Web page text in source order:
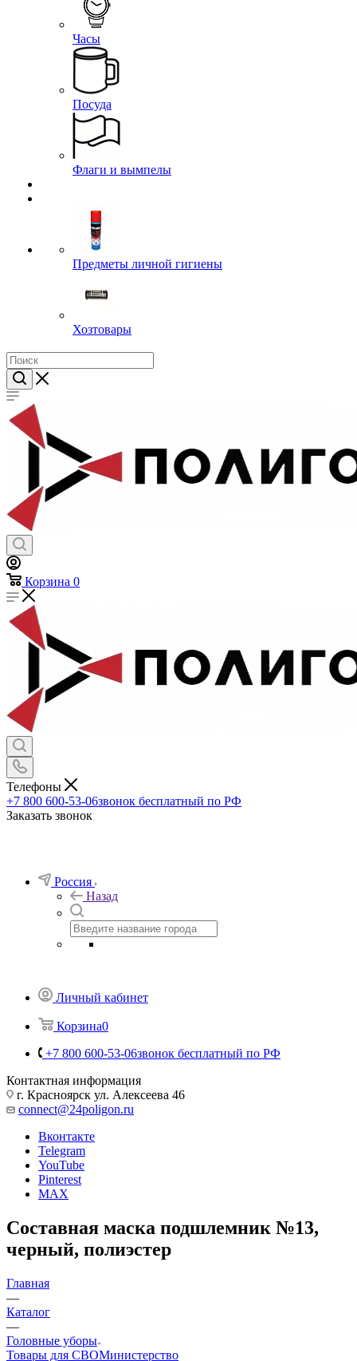
Часы
Посуда
Флаги и вымпелы
Предметы личной гигиены
Хозтовары
Корзина 0
Телефоны
+7 800 600-53-06звонок бесплатный по РФ
Заказать звонок
Россия
Назад
Личный кабинет
Корзина0
+7 800 600-53-06звонок бесплатный по РФ
Контактная информация
г. Красноярск ул. Алексеева 46
connect@24poligon.ru
Вконтакте
Telegram
YouTube
Pinterest
MAX
Составная маска подшлемник №13,
черный, полиэстер
Главная
—
Каталог
—
Головные уборы
Товары для СВОМинистерство